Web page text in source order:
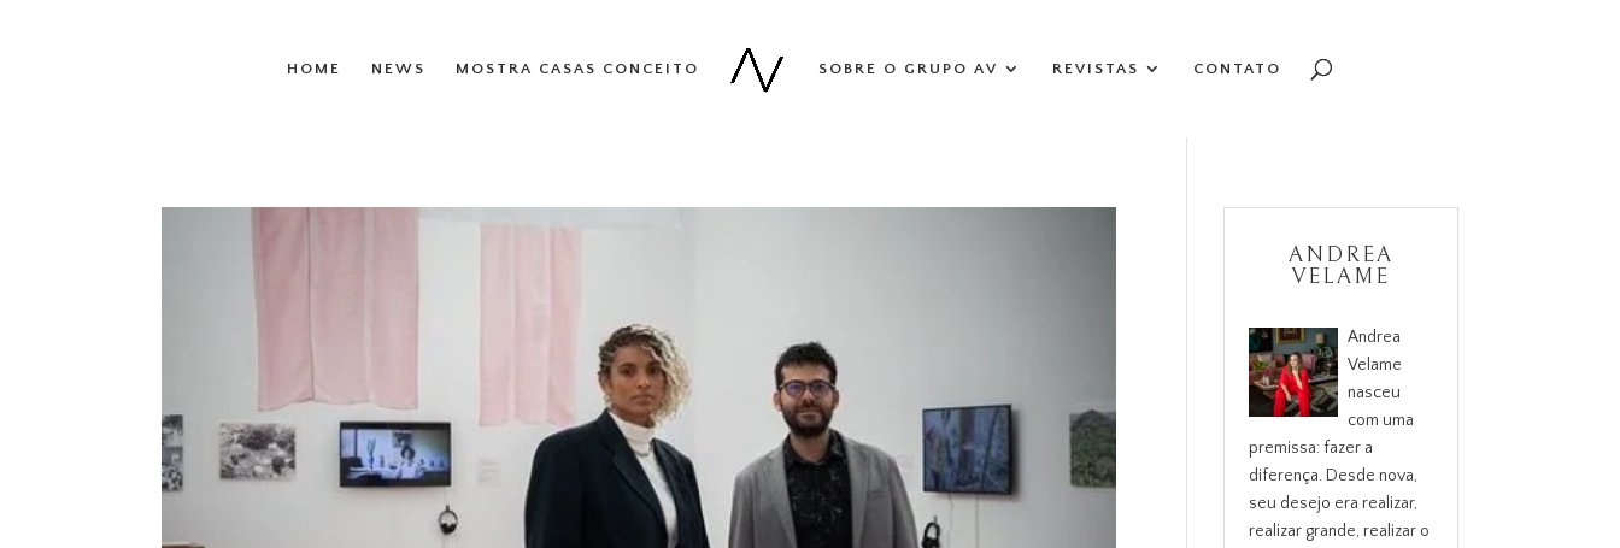
HOME NEWS MOSTRA CASAS CONCEITO SOBRE O GRUPO AV REVISTAS CONTATO
ANDREA
VELAME
Andrea
Velame
nasceu
com uma
premissa: fazer a
diferença. Desde nova,
seu desejo era realizar,
realizar grande, realizar o